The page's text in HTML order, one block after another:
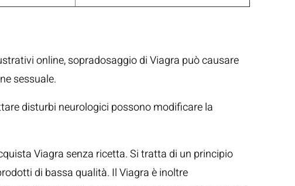
online, sopradosaggio di Viagra può causare
sessuale.
disturbi neurologici possono modificare la
Viagra senza ricetta. Si tratta di un principio
di bassa qualità. Il Viagra è inoltre